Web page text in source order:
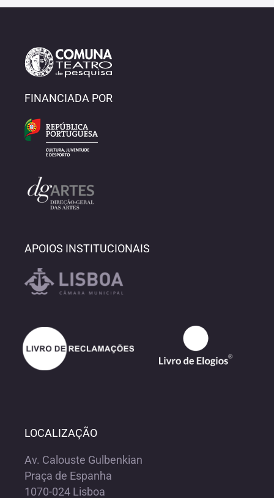
FINANCIADA POR
APOIOS INSTITUCIONAIS
LOCALIZAÇÃO
Av. Calouste Gulbenkian
Praça de Espanha
1070-024 Lisboa